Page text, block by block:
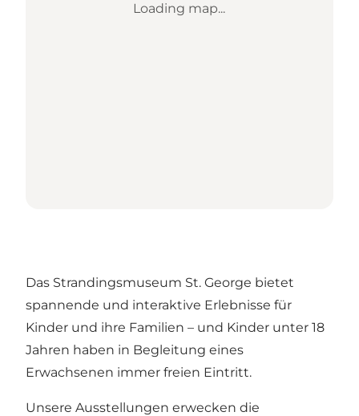
Loading map...
Das Strandingsmuseum St. George bietet
spannende und interaktive Erlebnisse für
Kinder und ihre Familien – und Kinder unter 18
Jahren haben in Begleitung eines
Erwachsenen immer freien Eintritt.
Unsere Ausstellungen erwecken die